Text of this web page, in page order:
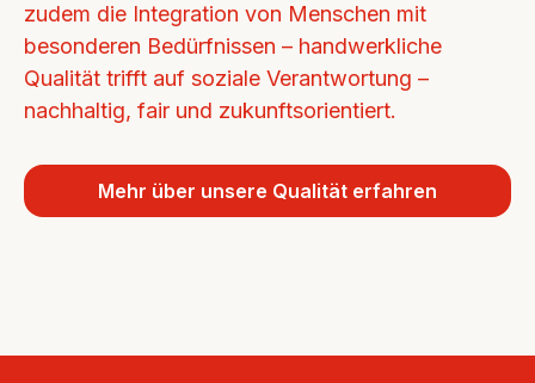
zudem die Integration von Menschen mit
besonderen Bedürfnissen – handwerkliche
Qualität trifft auf soziale Verantwortung –
nachhaltig, fair und zukunftsorientiert.
Mehr über unsere Qualität erfahren